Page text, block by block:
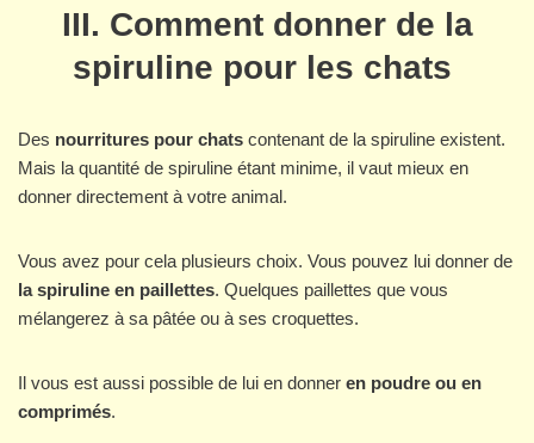
III. Comment donner de la
spiruline pour les chats
Des nourritures pour chats contenant de la spiruline existent.
Mais la quantité de spiruline étant minime, il vaut mieux en
donner directement à votre animal.
Vous avez pour cela plusieurs choix. Vous pouvez lui donner de
la spiruline en paillettes. Quelques paillettes que vous
mélangerez à sa pâtée ou à ses croquettes.
Il vous est aussi possible de lui en donner en poudre ou en
comprimés.